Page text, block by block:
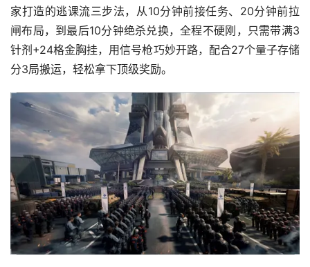
家打造的逃课流三步法，从10分钟前接任务、20分钟前拉
闸布局，到最后10分钟绝杀兑换，全程不硬刚，只需带满3
针剂+24格金胸挂，用信号枪巧妙开路，配合27个量子存储
分3局搬运，轻松拿下顶级奖励。